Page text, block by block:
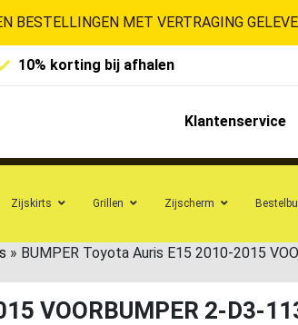
BESTELLINGEN MET VERTRAGING
10% korting bij afhalen
Klantenservice
Zijskirts Grillen Zijscherm
» BUMPER Toyota Auris E15 2010-2015
VOORBUMPER 2-D3-